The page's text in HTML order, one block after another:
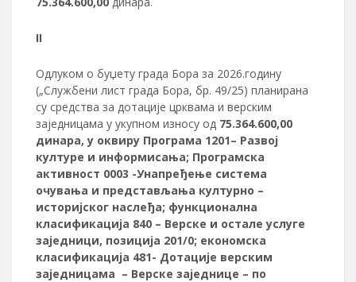
II
Одлуком о буџету града Бора за 2026.годину
(„Службени лист града Бора, бр. 49/25) планирана
су средства за дотације црквама и верским
заједницама у укупном износу од 75.364.600,00
динара, у оквиру Програма 1201– Развој
културе и информисања; Програмска
активност 0003 -Унапређење система
очувања и представљања културно –
историјског наслеђа; функционална
класификација 840 – Верске и остале услуге
заједници, позиција 201/0; економска
класификација 481- Дотације верским
заједницама – Верске заједнице – по